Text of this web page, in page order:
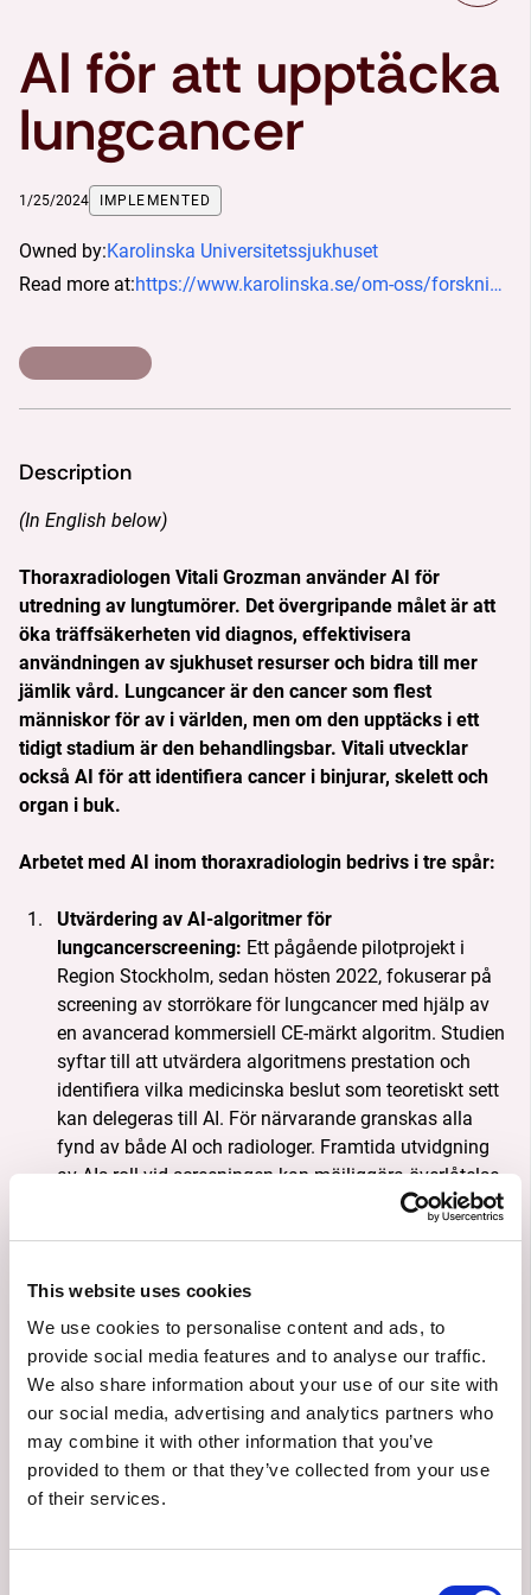
This website uses cookies
We use cookies to personalise content and ads, to
provide social media features and to analyse our traffic.
We also share information about your use of our site with
our social media, advertising and analytics partners who
may combine it with other information that you’ve
provided to them or that they’ve collected from your use
of their services.
AI för att upptäcka
lungcancer
1/25/2024 IMPLEMENTED
Owned by:Karolinska Universitetssjukhuset
Read more at:
https://www.karolinska.se/om-oss/forskning-och-utbildning/innovation/nyheter/2024/01/arsrapport-innovation-karolinska-2023/
Description
(In English below)
Thoraxradiologen Vitali Grozman använder AI för
utredning av lungtumörer. Det övergripande målet är att
öka träffsäkerheten vid diagnos, effektivisera
användningen av sjukhuset resurser och bidra till mer
jämlik vård. Lungcancer är den cancer som flest
människor för av i världen, men om den upptäcks i ett
tidigt stadium är den behandlingsbar. Vitali utvecklar
också AI för att identifiera cancer i binjurar, skelett och
organ i buk.
Arbetet med AI inom thoraxradiologin bedrivs i tre spår:
Utvärdering av AI-algoritmer för
lungcancerscreening: Ett pågående pilotprojekt i
Region Stockholm, sedan hösten 2022, fokuserar på
screening av storrökare för lungcancer med hjälp av
en avancerad kommersiell CE-märkt algoritm. Studien
syftar till att utvärdera algoritmens prestation och
identifiera vilka medicinska beslut som teoretiskt sett
kan delegeras till AI. För närvarande granskas alla
fynd av både AI och radiologer. Framtida utvidgning
av AIs roll vid screeningen kan möjliggöra överlåtelse
av enklare beslut till AI, vilket skulle spara betydande
AI-stöd i klinisk rutin:En enkel kommersiell CE-märkt
AI-algoritm har använts sedan 2019 för att underlätta
för radiologer att hitta lungcancer och andra
potentiellt elakartade fynd i lungorna på
datortomografibilder. Algoritmen, som nu används vid
de flesta sjukhus i regionen, sparar tid och underlättar
identifiering av små lungförändringar. Inga slutgiltiga
medicinska beslut delegeras till algoritmen, men den
träffsäkerhet per datortomografigranskning.
Egen forskning och utveckling inom radiologisk AI: